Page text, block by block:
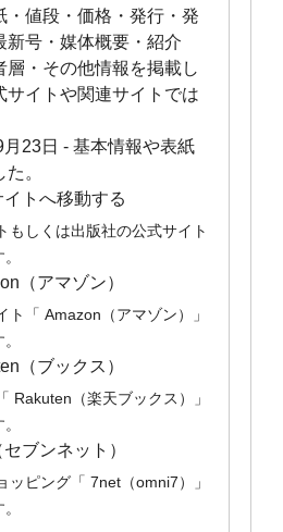
・値段・価格・発行・発
新号・媒体概要・紹介
層・その他情報を掲載し
サイトや関連サイトでは
23日 - 基本情報や表紙
。
トへ移動する
しくは出版社の公式サイト
（アマゾン）
「 Amazon（アマゾン）」
（ブックス）
Rakuten（楽天ブックス）」
ブンネット）
ピング「 7net（omni7）」